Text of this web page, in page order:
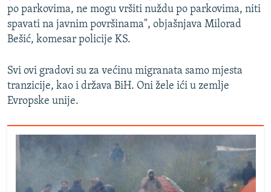
po parkovima, ne mogu vršiti nuždu po parkovima, niti
spavati na javnim površinama", objašnjava Milorad
Bešić, komesar policije KS.
Svi ovi gradovi su za većinu migranata samo mjesta
tranzicije, kao i država BiH. Oni žele ići u zemlje
Evropske unije.